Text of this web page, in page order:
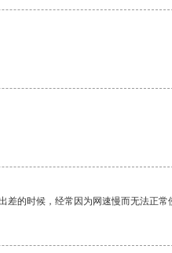
的时候，经常因为网速慢而无法正常